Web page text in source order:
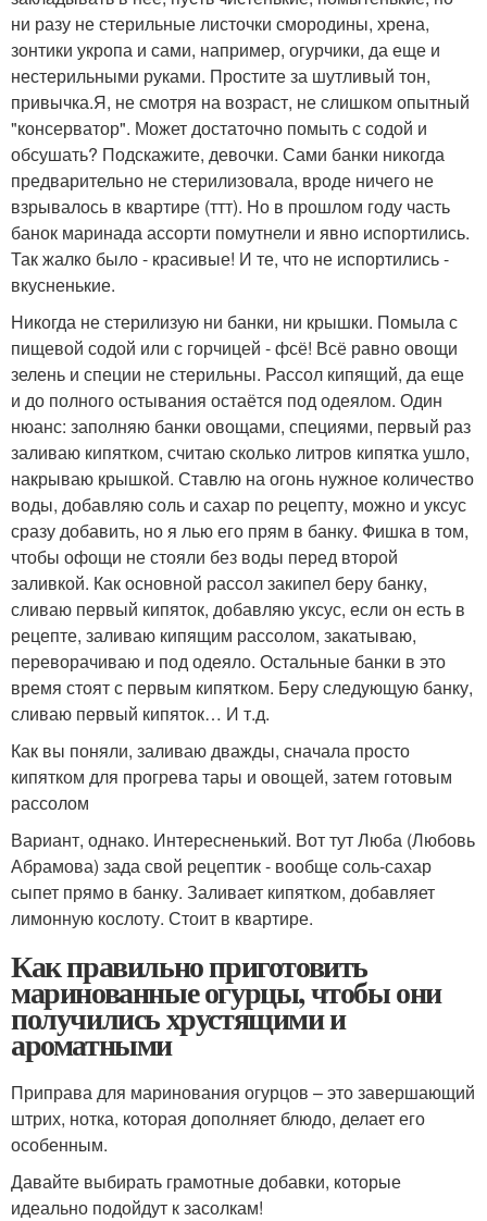
ни разу не стерильные листочки смородины, хрена,
зонтики укропа и сами, например, огурчики, да еще и
нестерильными руками. Простите за шутливый тон,
привычка.Я, не смотря на возраст, не слишком опытный
"консерватор". Может достаточно помыть с содой и
обсушать? Подскажите, девочки. Сами банки никогда
предварительно не стерилизовала, вроде ничего не
взрывалось в квартире (ттт). Но в прошлом году часть
банок маринада ассорти помутнели и явно испортились.
Так жалко было - красивые! И те, что не испортились -
вкусненькие.
Никогда не стерилизую ни банки, ни крышки. Помыла с
пищевой содой или с горчицей - фсё! Всё равно овощи
зелень и специи не стерильны. Рассол кипящий, да еще
и до полного остывания остаётся под одеялом. Один
нюанс: заполняю банки овощами, специями, первый раз
заливаю кипятком, считаю сколько литров кипятка ушло,
накрываю крышкой. Ставлю на огонь нужное количество
воды, добавляю соль и сахар по рецепту, можно и уксус
сразу добавить, но я лью его прям в банку. Фишка в том,
чтобы офощи не стояли без воды перед второй
заливкой. Как основной рассол закипел беру банку,
сливаю первый кипяток, добавляю уксус, если он есть в
рецепте, заливаю кипящим рассолом, закатываю,
переворачиваю и под одеяло. Остальные банки в это
время стоят с первым кипятком. Беру следующую банку,
сливаю первый кипяток… И т.д.
Как вы поняли, заливаю дважды, сначала просто
кипятком для прогрева тары и овощей, затем готовым
рассолом
Вариант, однако. Интересненький. Вот тут Люба (Любовь
Абрамова) зада свой рецептик - вообще соль-сахар
сыпет прямо в банку. Заливает кипятком, добавляет
лимонную кослоту. Стоит в квартире.
Как правильно приготовить
маринованные огурцы, чтобы они
получились хрустящими и
ароматными
Приправа для маринования огурцов – это завершающий
штрих, нотка, которая дополняет блюдо, делает его
особенным.
Давайте выбирать грамотные добавки, которые
идеально подойдут к засолкам!